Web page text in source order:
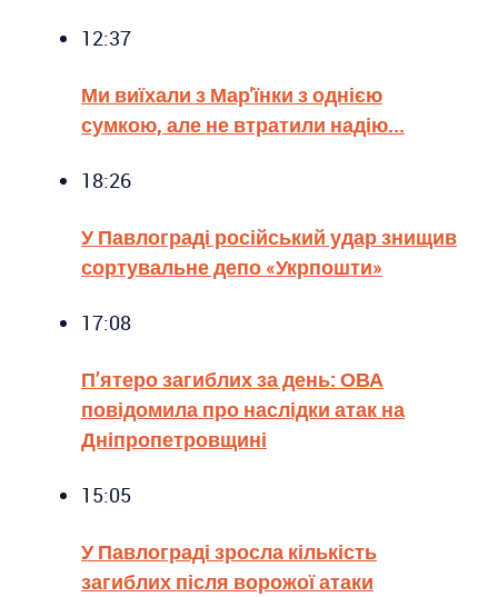
12:37
Ми виїхали з Мар'їнки з однією
сумкою, але не втратили надію...
18:26
У Павлограді російський удар знищив
сортувальне депо «Укрпошти»
17:08
П’ятеро загиблих за день: ОВА
повідомила про наслідки атак на
Дніпропетровщині
15:05
У Павлограді зросла кількість
загиблих після ворожої атаки